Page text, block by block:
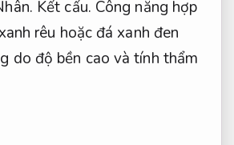
Kết cấu. Công năng hợp
rêu hoặc đá xanh đen
do độ bền cao và tính thẩm